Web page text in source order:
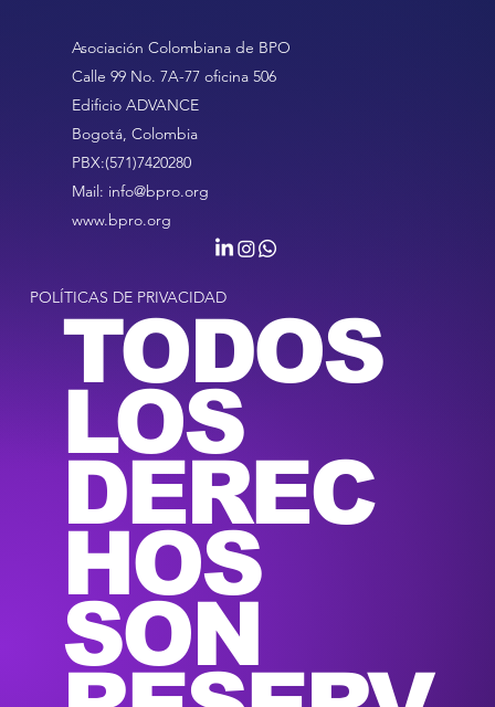
Asociación Colombiana de BPO
Calle 99 No. 7A-77 oficina 506
Edificio ADVANCE
Bogotá, Colombia
PBX:(571)7420280
Mail: info@bpro.org
www.bpro.org
POLÍTICAS DE PRIVACIDAD
TODOS
LOS
DEREC
HOS
SON